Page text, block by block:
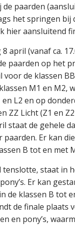
paarden
het springen bij
hier aansluitend
april (vanaf ca.
paarden op het
voor de klassen
M1 en M2,
L2 en op
ZZ Licht (Z1 en
staat de gehele
paarden. Er kan
B tot en met
tenslotte, staat in
Er kan
de klassen B tot
de finale plaats
en pony’s,